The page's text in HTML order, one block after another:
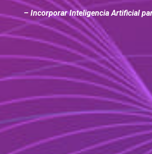
– Incorporar Inteligencia Artificial